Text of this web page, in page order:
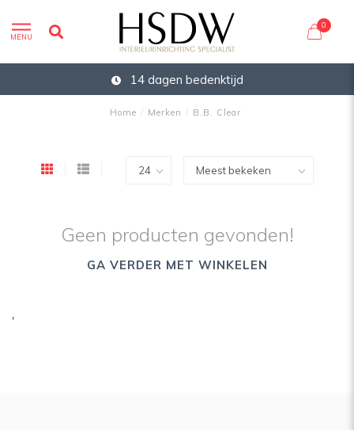
MENU
0
14 dagen bedenktijd
Home / Merken / B.B. Clear
Geen producten gevonden!
GA VERDER MET WINKELEN
'